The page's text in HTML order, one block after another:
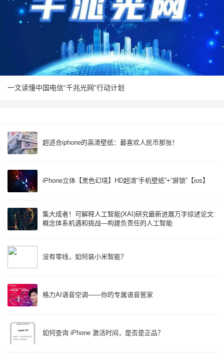
一文读懂中国电信“千兆光网”行动计划
超适合iphone的高清壁纸：最喜欢人民币那张！
iPhone立体【黑色幻境】HD超清“手机壁纸”+“屏锁”【ios】
集大成者！可解释人工智能(XAI)研究最新进展万字综述论文:
概念体系机遇和挑战—构建负责任的人工智能
没有零线，如何装小米智能？
格力AI语音空调——你的专属语音管家
如何查询 iPhone 激活时间，是否是正品？